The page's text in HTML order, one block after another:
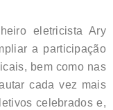
eletricista Ary
a participação
bem como nas
cada vez mais
celebrados e,